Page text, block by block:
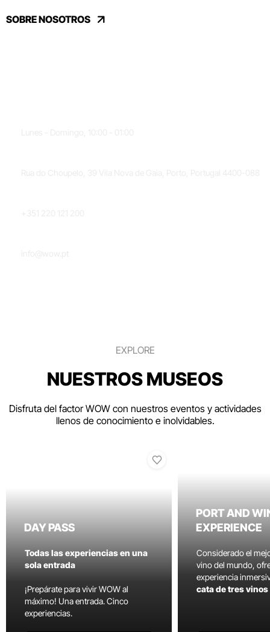
SOBRE NOSOTROS
EXPLORE
NUESTROS MUSEOS
Disfruta del factor WOW con nuestros eventos y actividades
llenos de conocimiento e inolvidables.
DAY PASS
Todas las experiencias en una
sola entrada
¡Prepárate para vivir WOW al
máximo! Una entrada. Cinco
experiencias.
PORT AND
EXPERIENCE
Considerado el
vino del mundo,
experiencia
cata de tres